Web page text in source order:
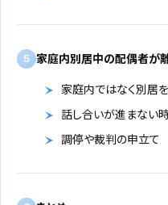
5 家庭内別居中の配偶者が
家庭内ではなく別居
話し合いが進まない
調停や裁判の申立て